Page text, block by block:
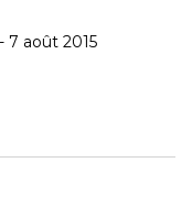
- 7 août 2015